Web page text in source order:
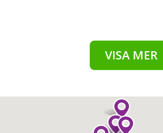
VISA MER